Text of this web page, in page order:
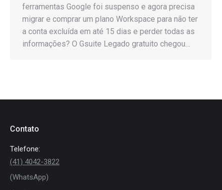
ferramentas Google foi suspenso e agora precisa
migrar e comprar um plano Workspace para não ter
a conta excluída em até 15 dias e perder todas as
informações? O Gsuite Legado gratuito chegou…
Contato
Telefone:
(41) 4042-3822
(WhatsApp)